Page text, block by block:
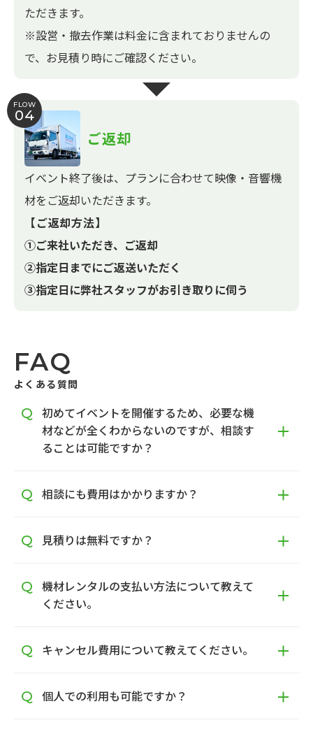
ただきます。
※設営・撤去作業は料金に含まれておりませんの
で、お見積り時にご確認ください。
FLOW
04
ご返却
イベント終了後は、プランに合わせて映像・音響機
材をご返却いただきます。
【ご返却方法】
①ご来社いただき、ご返却
②指定日までにご返送いただく
③指定日に弊社スタッフがお引き取りに伺う
FAQ
よくある質問
初めてイベントを開催するため、必要な機
材などが全くわからないのですが、相談す
ることは可能ですか？
相談にも費用はかかりますか？
見積りは無料ですか？
機材レンタルの支払い方法について教えて
ください。
キャンセル費用について教えてください。
個人での利用も可能ですか？